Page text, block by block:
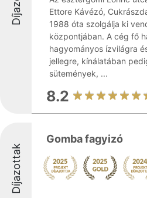
Ettore Kávézó,
1988 óta szolgálja ki
központjában. A cég fő
hagyományos ízvilágra
jellegre, kínálatában
sütemények, ...
8.2
Díjazottak
Gomba fagyizó